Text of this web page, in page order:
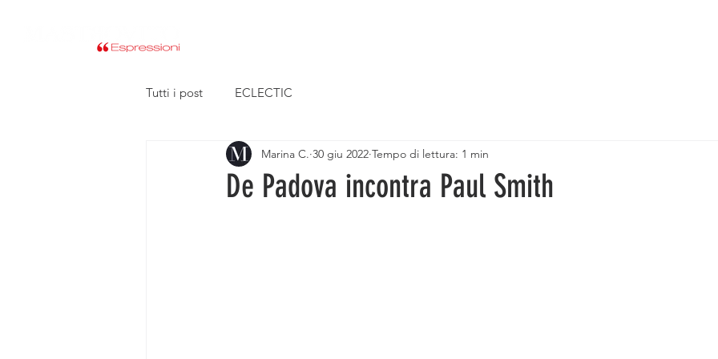
Tutti i post ECLECTIC
De Padova incontra Paul Smith
Marina C. 30 giu 2022 Tempo di lettura: 1 min